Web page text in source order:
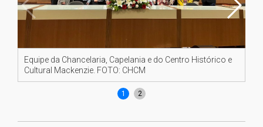
Equipe da Chancelaria, Capelania e do Centro Histórico e
Cultural Mackenzie. FOTO: CHCM
1 2